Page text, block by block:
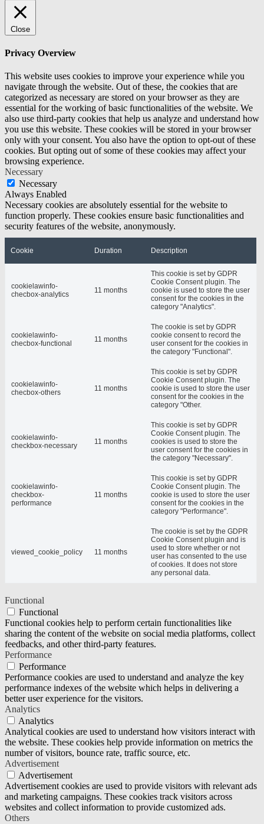
Close
Privacy Overview
This website uses cookies to improve your experience while you
navigate through the website. Out of these, the cookies that are
categorized as necessary are stored on your browser as they are
essential for the working of basic functionalities of the website. We
also use third-party cookies that help us analyze and understand how
you use this website. These cookies will be stored in your browser
only with your consent. You also have the option to opt-out of these
cookies. But opting out of some of these cookies may affect your
browsing experience.
Necessary
Necessary
Always Enabled
Necessary cookies are absolutely essential for the website to
function properly. These cookies ensure basic functionalities and
security features of the website, anonymously.
Cookie Duration Description
cookielawinfo-
checbox-analytics
11 months
This cookie is set by GDPR
Cookie Consent plugin. The
cookie is used to store the user
consent for the cookies in the
category "Analytics".
cookielawinfo-
checbox-functional
11 months
The cookie is set by GDPR
cookie consent to record the
user consent for the cookies in
the category "Functional".
cookielawinfo-
checbox-others
11 months
This cookie is set by GDPR
Cookie Consent plugin. The
cookie is used to store the user
consent for the cookies in the
category "Other.
cookielawinfo-
checkbox-necessary
11 months
This cookie is set by GDPR
Cookie Consent plugin. The
cookies is used to store the
user consent for the cookies in
the category "Necessary".
cookielawinfo-
checkbox-
performance
11 months
This cookie is set by GDPR
Cookie Consent plugin. The
cookie is used to store the user
consent for the cookies in the
category "Performance".
viewed_cookie_policy 11 months
The cookie is set by the GDPR
Cookie Consent plugin and is
used to store whether or not
user has consented to the use
of cookies. It does not store
any personal data.
Functional
Functional
Functional cookies help to perform certain functionalities like
sharing the content of the website on social media platforms, collect
feedbacks, and other third-party features.
Performance
Performance
Performance cookies are used to understand and analyze the key
performance indexes of the website which helps in delivering a
better user experience for the visitors.
Analytics
Analytics
Analytical cookies are used to understand how visitors interact with
the website. These cookies help provide information on metrics the
number of visitors, bounce rate, traffic source, etc.
Advertisement
Advertisement
Advertisement cookies are used to provide visitors with relevant ads
and marketing campaigns. These cookies track visitors across
websites and collect information to provide customized ads.
Others